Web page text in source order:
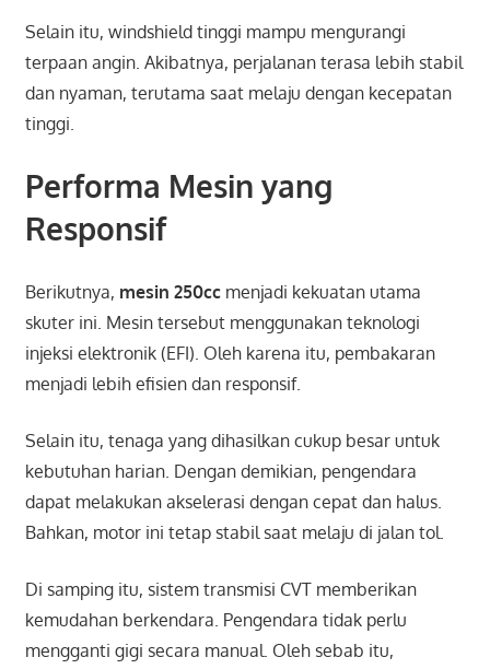
Selain itu, windshield tinggi mampu mengurangi
terpaan angin. Akibatnya, perjalanan terasa lebih stabil
dan nyaman, terutama saat melaju dengan kecepatan
tinggi.
Performa Mesin yang
Responsif
Berikutnya, mesin 250ccmenjadi kekuatan utama
skuter ini. Mesin tersebut menggunakan teknologi
injeksi elektronik (EFI). Oleh karena itu, pembakaran
menjadi lebih efisien dan responsif.
Selain itu, tenaga yang dihasilkan cukup besar untuk
kebutuhan harian. Dengan demikian, pengendara
dapat melakukan akselerasi dengan cepat dan halus.
Bahkan, motor ini tetap stabil saat melaju di jalan tol.
Di samping itu, sistem transmisi CVT memberikan
kemudahan berkendara. Pengendara tidak perlu
mengganti gigi secara manual. Oleh sebab itu,